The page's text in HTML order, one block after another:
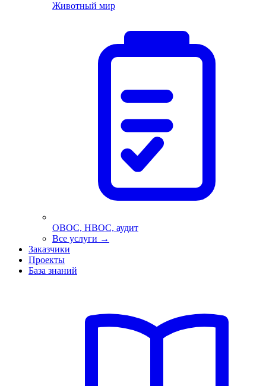
Животный мир
ОВОС, НВОС, аудит
Все услуги →
Заказчики
Проекты
База знаний